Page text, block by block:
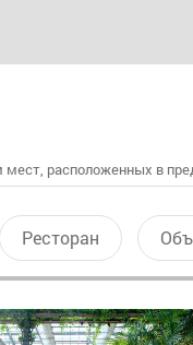
расположенных в
Ресторан